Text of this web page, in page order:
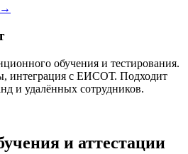
→
обучения и тестирования.
интеграция с ЕИСОТ. Подходит
и удалённых сотрудников.
и аттестации